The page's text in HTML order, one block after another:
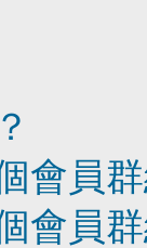
會員
會員